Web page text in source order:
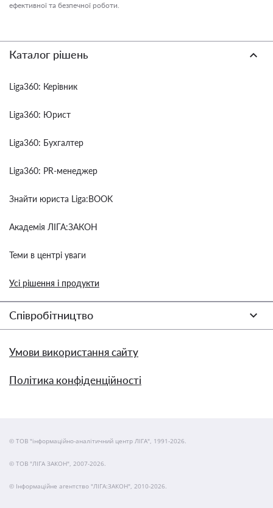
ефективної та безпечної роботи.
Каталог рішень
Liga360: Керівник
Liga360: Юрист
Liga360: Бухгалтер
Liga360: PR-менеджер
Знайти юриста Liga:BOOK
Академія ЛІГА:ЗАКОН
Теми в центрі уваги
Усі рішення і продукти
Співробітництво
Умови використання сайту
Політика конфіденційності
© ТОВ "інформаційно-аналітичний центр ЛІГА", 1991-2026.
© ТОВ "ЛІГА ЗАКОН", 2007-2026.
© Інформаційне агентство "ЛІГА:ЗАКОН", 2010-2026.